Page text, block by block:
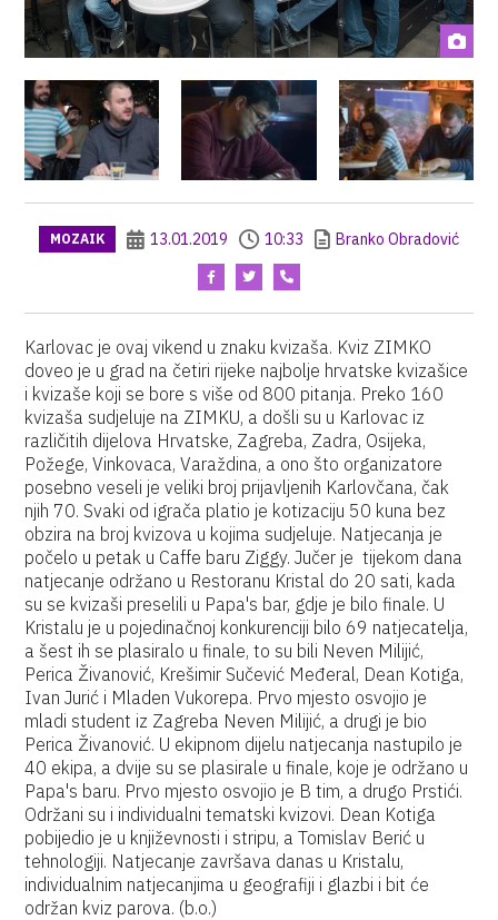
MOZAIK 13.01.2019 10:33 Branko Obradović
Karlovac je ovaj vikend u znaku kvizaša. Kviz ZIMKO
doveo je u grad na četiri rijeke najbolje hrvatske kvizašice
i kvizaše koji se bore s više od 800 pitanja. Preko 160
kvizaša sudjeluje na ZIMKU, a došli su u Karlovac iz
različitih dijelova Hrvatske, Zagreba, Zadra, Osijeka,
Požege, Vinkovaca, Varaždina, a ono što organizatore
posebno veseli je veliki broj prijavljenih Karlovčana, čak
njih 70. Svaki od igrača platio je kotizaciju 50 kuna bez
obzira na broj kvizova u kojima sudjeluje. Natjecanja je
počelo u petak u Caffe baru Ziggy. Jučer je tijekom dana
natjecanje održano u Restoranu Kristal do 20 sati, kada
su se kvizaši preselili u Papa's bar, gdje je bilo finale. U
Kristalu je u pojedinačnoj konkurenciji bilo 69 natjecatelja,
a šest ih se plasiralo u finale, to su bili Neven Milijić,
Perica Živanović, Krešimir Sučević Međeral, Dean Kotiga,
Ivan Jurić i Mladen Vukorepa. Prvo mjesto osvojio je
mladi student iz Zagreba Neven Milijić, a drugi je bio
Perica Živanović. U ekipnom dijelu natjecanja nastupilo je
40 ekipa, a dvije su se plasirale u finale, koje je održano u
Papa's baru. Prvo mjesto osvojio je B tim, a drugo Prstići.
Održani su i individualni tematski kvizovi. Dean Kotiga
pobijedio je u književnosti i stripu, a Tomislav Berić u
tehnologiji. Natjecanje završava danas u Kristalu,
individualnim natjecanjima u geografiji i glazbi i bit će
održan kviz parova. (b.o.)